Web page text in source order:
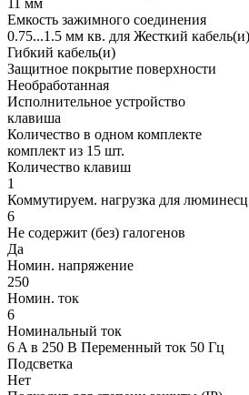
Емкость зажимного соединения
0.75...1.5 мм кв. для Жесткий
Гибкий кабель(и)
Защитное покрытие поверхности
Необработанная
Исполнительное устройство
клавиша
Количество в одном комплекте
комплект из 15 шт.
Количество клавиш
1
Коммутируем. нагрузка для
6
Не содержит (без) галогенов
Да
Номин. напряжение
250
Номин. ток
6
Номинальный ток
6 A в 250 В Переменный ток 50 Гц
Подсветка
Нет